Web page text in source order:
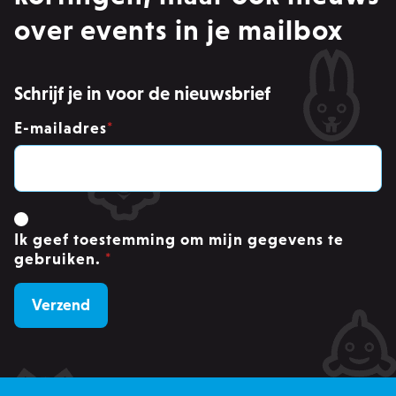
over events in je mailbox
Schrijf je in voor de nieuwsbrief
E-mailadres*
Ik geef toestemming om mijn gegevens te
gebruiken. *
zoals gebruikersaanmelding en accountbeheer.
Zonder strikt noodzakelijke cookies kan de
website niet correct worden gebruikt.
Provider /
PHPSESSID
PHP.net
.zowizoo.be
CSRF_TOKEN .zowizoo.be
_username
Adobe Inc.
www.zowizoo.be